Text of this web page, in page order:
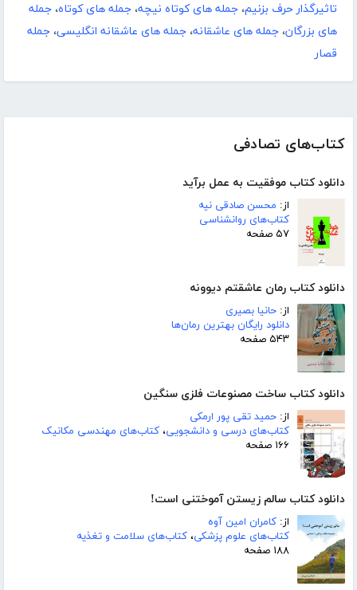
کتاب‌های تصادفی
دانلود کتاب موفقیت به عمل برآید
از: محسن صادقی نیه
کتاب‌های روانشناسی
۵۷ صفحه
دانلود کتاب رمان عاشقتم دیوونه
از: حانیا بصیری
دانلود رایگان بهترین رمان‌ها
۵۴۳ صفحه
دانلود کتاب ساخت مصنوعات فلزی سنگین
از: حمید تقی پور ارمکی
کتاب‌های درسی و دانشجویی، کتاب‌های مهندسی مکانیک
۱۶۶ صفحه
دانلود کتاب سالم زیستن آموختنی است!
از: کامران امین آوه
کتاب‌های علوم پزشکی، کتاب‌های سلامت و تغذیه
۱۸۸ صفحه
تاثیرگذار حرف بزنیم، جمله های کوتاه نیچه، جمله های کوتاه، جمله
های بزرگان، جمله های عاشقانه، جمله های عاشقانه انگلیسی، جمله
قصار